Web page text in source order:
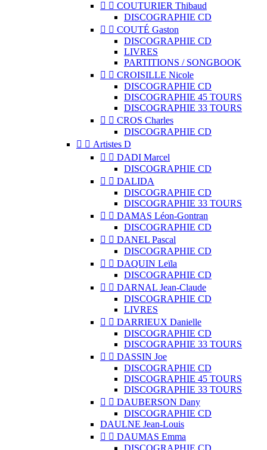
  COUTURIER Thibaud
DISCOGRAPHIE CD
  COUTÉ Gaston
DISCOGRAPHIE CD
LIVRES
PARTITIONS / SONGBOOK
  CROISILLE Nicole
DISCOGRAPHIE CD
DISCOGRAPHIE 45 TOURS
DISCOGRAPHIE 33 TOURS
  CROS Charles
DISCOGRAPHIE CD
  Artistes D
  DADI Marcel
DISCOGRAPHIE CD
  DALIDA
DISCOGRAPHIE CD
DISCOGRAPHIE 33 TOURS
  DAMAS Léon-Gontran
DISCOGRAPHIE CD
  DANEL Pascal
DISCOGRAPHIE CD
  DAQUIN Leïla
DISCOGRAPHIE CD
  DARNAL Jean-Claude
DISCOGRAPHIE CD
LIVRES
  DARRIEUX Danielle
DISCOGRAPHIE CD
DISCOGRAPHIE 33 TOURS
  DASSIN Joe
DISCOGRAPHIE CD
DISCOGRAPHIE 45 TOURS
DISCOGRAPHIE 33 TOURS
  DAUBERSON Dany
DISCOGRAPHIE CD
DAULNE Jean-Louis
  DAUMAS Emma
DISCOGRAPHIE CD